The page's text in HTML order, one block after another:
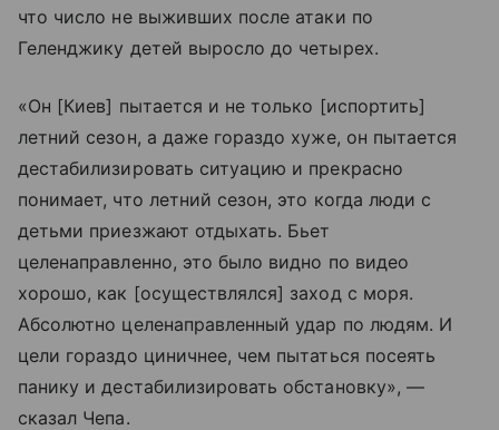
что число не выживших после атаки по
Геленджику детей выросло до четырех.
«Он [Киев] пытается и не только [испортить]
летний сезон, а даже гораздо хуже, он пытается
дестабилизировать ситуацию и прекрасно
понимает, что летний сезон, это когда люди с
детьми приезжают отдыхать. Бьет
целенаправленно, это было видно по видео
хорошо, как [осуществлялся] заход с моря.
Абсолютно целенаправленный удар по людям. И
цели гораздо циничнее, чем пытаться посеять
панику и дестабилизировать обстановку», —
сказал Чепа.